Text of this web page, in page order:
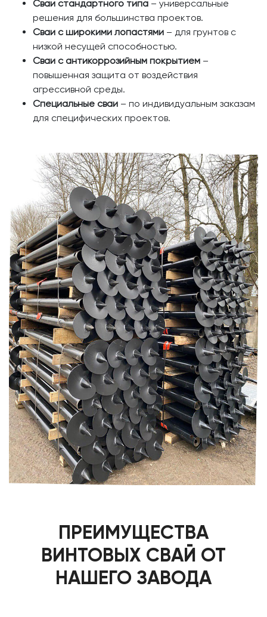
Сваи стандартного типа – универсальные
решения для большинства проектов.
Сваи с широкими лопастями – для грунтов с
низкой несущей способностью.
Сваи с антикоррозийным покрытием –
повышенная защита от воздействия
агрессивной среды.
Специальные сваи – по индивидуальным заказам
для специфических проектов.
ПРЕИМУЩЕСТВА
ВИНТОВЫХ СВАЙ ОТ
НАШЕГО ЗАВОДА